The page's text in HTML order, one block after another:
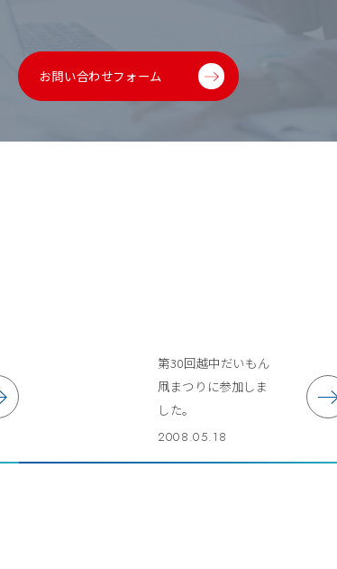
お問い合わせフォーム
第30回越中だいもん
凧まつりに参加しま
した。
2008.05.18